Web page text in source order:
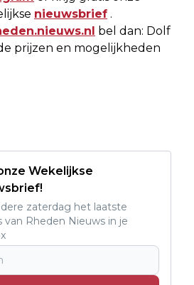
nieuwsbrief .
bel dan: Dolf
prijzen en mogelijkheden
Wekelijkse
zaterdag het laatste
van Rheden Nieuws in je